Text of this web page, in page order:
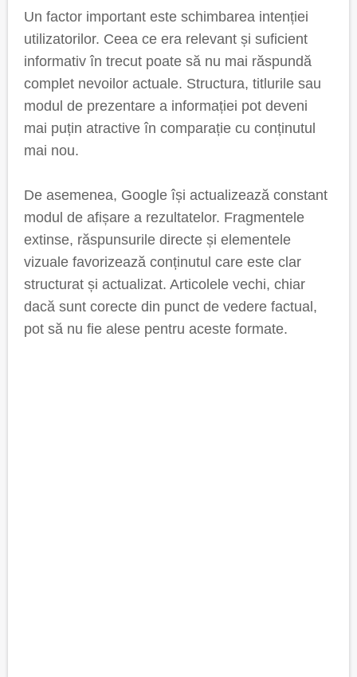
Un factor important este schimbarea intenției
utilizatorilor. Ceea ce era relevant și suficient
informativ în trecut poate să nu mai răspundă
complet nevoilor actuale. Structura, titlurile sau
modul de prezentare a informației pot deveni
mai puțin atractive în comparație cu conținutul
mai nou.
De asemenea, Google își actualizează constant
modul de afișare a rezultatelor. Fragmentele
extinse, răspunsurile directe și elementele
vizuale favorizează conținutul care este clar
structurat și actualizat. Articolele vechi, chiar
dacă sunt corecte din punct de vedere factual,
pot să nu fie alese pentru aceste formate.